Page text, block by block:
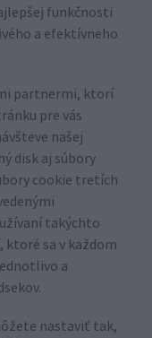
funkčnosti
a efektívneho
partnermi, ktorí
pre vás
našej
disk aj súbory
cookie tretích
takýchto
ktoré sa v každom
a
nastaviť tak,